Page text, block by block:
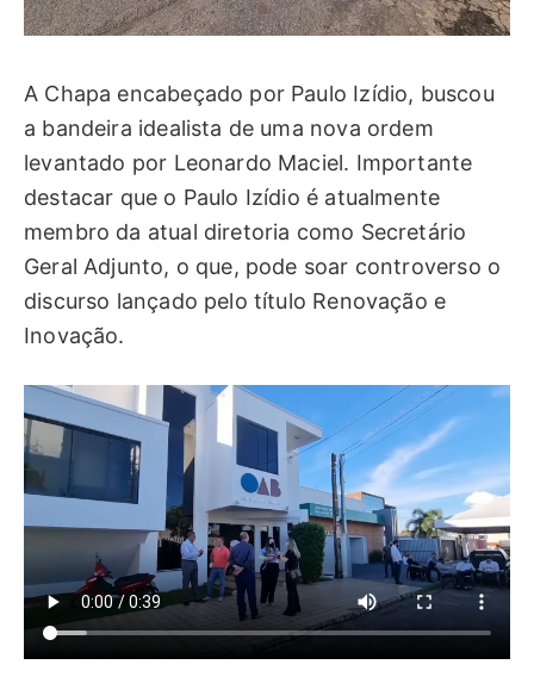
A Chapa encabeçado por Paulo Izídio, buscou
a bandeira idealista de uma nova ordem
levantado por Leonardo Maciel. Importante
destacar que o Paulo Izídio é atualmente
membro da atual diretoria como Secretário
Geral Adjunto, o que, pode soar controverso o
discurso lançado pelo título Renovação e
Inovação.